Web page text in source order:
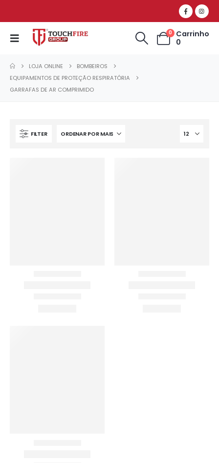
0
Carrinho
0
LOJA ONLINE
BOMBEIROS
EQUIPAMENTOS DE PROTEÇÃO RESPIRATÓRIA
GARRAFAS DE AR COMPRIMIDO
FILTER